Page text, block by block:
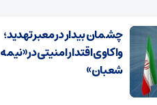
چشمان بیدار در معبر تهدید؛
واکاوی اقتدار امنیتی در «نیمه
شعبان»